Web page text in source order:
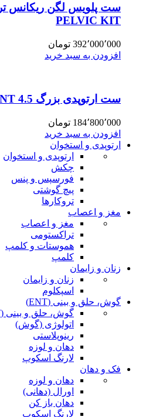
PELVIC KIT
392٬000٬000 تومان
افزودن به سبد خرید
ست ارتوپدی بزرگ 4.5 LARGE FRAGMENT
184٬800٬000 تومان
افزودن به سبد خرید
ارتوپدی و استخوان
ارتوپدی و استخوان
چکش
فورسپس و پنس
پیچ گوشتی
تروکارها
مغز و اعصاب
مغز و اعصاب
تراکستومی
هموستات و کلمپ
کلمپ
زنان و زایمان
زنان و زایمان
اسپکلوم
گوش، حلق و بینی (ENT)
گوش، حلق و بینی (ENT)
اتولوژی (گوش)
رینوپلاستی
دهان و لوزه
لارنگ اسکوپ
فک و دهان
دهان و لوزه
اورال (دهانی)
دهان باز کن
لارنگ اسکوپ